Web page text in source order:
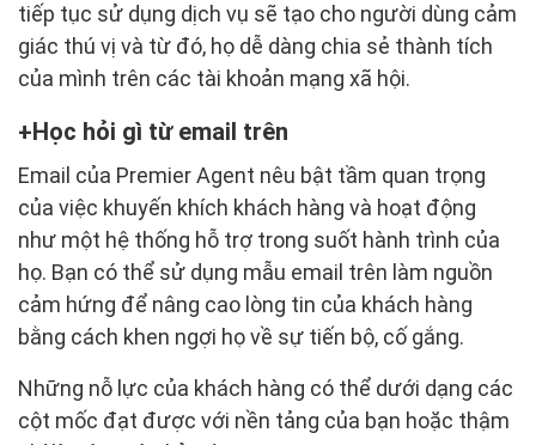
tiếp tục sử dụng dịch vụ sẽ tạo cho người dùng cảm
giác thú vị và từ đó, họ dễ dàng chia sẻ thành tích
của mình trên các tài khoản mạng xã hội.
Học hỏi gì từ email trên
Email của Premier Agent nêu bật tầm quan trọng
của việc khuyến khích khách hàng và hoạt động
như một hệ thống hỗ trợ trong suốt hành trình của
họ. Bạn có thể sử dụng mẫu email trên làm nguồn
cảm hứng để nâng cao lòng tin của khách hàng
bằng cách khen ngợi họ về sự tiến bộ, cố gắng.
Những nỗ lực của khách hàng có thể dưới dạng các
cột mốc đạt được với nền tảng của bạn hoặc thậm